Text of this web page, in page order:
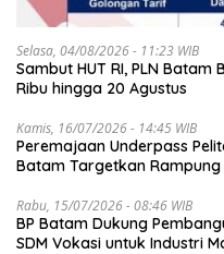
Selasa, 04/08/2026 - 11:23 WIB
Sambut HUT RI, PLN
Ribu hingga 20 Agustus
Kamis, 16/07/2026 - 14:45 WIB
Peremajaan Underpass
Batam Targetkan Rampung
Rabu, 15/07/2026 - 08:46 WIB
BP Batam Dukung
SDM Vokasi untuk Industri